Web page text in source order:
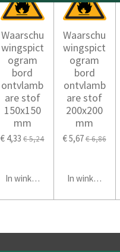
Waarschu
wingspict
ogram
bord
ontvlamb
are stof
150x150
mm
€ 4,33 € 5,24
In winkelwagen
Waarschu
wingspict
ogram
bord
ontvlamb
are stof
200x200
mm
€ 5,67€ 6,86
In winkelwagen